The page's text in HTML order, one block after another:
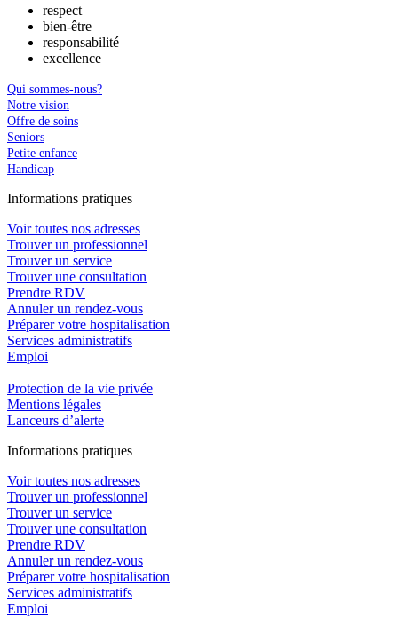
respect
bien-être
responsabilité
excellence
Qui sommes-nous?
Notre vision
Offre de soins
Seniors
Petite enfance
Handicap
Informations pratiques
Voir toutes nos adresses
Trouver un professionnel
Trouver un service
Trouver une consultation
Prendre RDV
Annuler un rendez-vous
Préparer votre hospitalisation
Services administratifs
Emploi​
Protection de la vie privée
Mentions légales
Lanceurs d’alerte
Informations pratiques
Voir toutes nos adresses
Trouver un professionnel
Trouver un service
Trouver une consultation
Prendre RDV
Annuler un rendez-vous
Préparer votre hospitalisation
Services administratifs
Emploi​